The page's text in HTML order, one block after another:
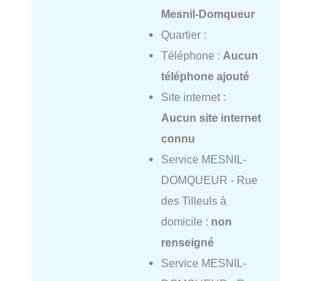
Mesnil-Domqueur
Quartier :
Téléphone : Aucun
téléphone ajouté
Site internet :
Aucun site internet
connu
Service MESNIL-
DOMQUEUR - Rue
des Tilleuls à
domicile : non
renseigné
Service MESNIL-